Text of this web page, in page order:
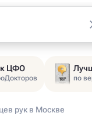
ЦФО
по
рук в Москве